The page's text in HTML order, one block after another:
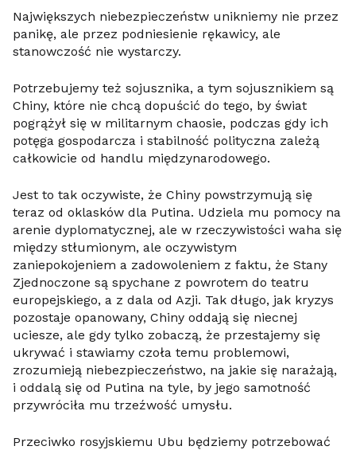
Największych niebezpieczeństw unikniemy nie przez
panikę, ale przez podniesienie rękawicy, ale
stanowczość nie wystarczy.
Potrzebujemy też sojusznika, a tym sojusznikiem są
Chiny, które nie chcą dopuścić do tego, by świat
pogrążył się w militarnym chaosie, podczas gdy ich
potęga gospodarcza i stabilność polityczna zależą
całkowicie od handlu międzynarodowego.
Jest to tak oczywiste, że Chiny powstrzymują się
teraz od oklasków dla Putina. Udziela mu pomocy na
arenie dyplomatycznej, ale w rzeczywistości waha się
między stłumionym, ale oczywistym
zaniepokojeniem a zadowoleniem z faktu, że Stany
Zjednoczone są spychane z powrotem do teatru
europejskiego, a z dala od Azji. Tak długo, jak kryzys
pozostaje opanowany, Chiny oddają się niecnej
uciesze, ale gdy tylko zobaczą, że przestajemy się
ukrywać i stawiamy czoła temu problemowi,
zrozumieją niebezpieczeństwo, na jakie się narażają,
i oddalą się od Putina na tyle, by jego samotność
przywróciła mu trzeźwość umysłu.
Przeciwko rosyjskiemu Ubu będziemy potrzebować